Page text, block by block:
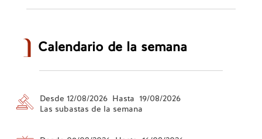
Calendario de la semana
Desde 12/08/2026 Hasta 19/08/2026
Las subastas de la semana